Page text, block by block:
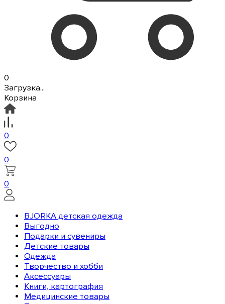
0
Загрузка...
Корзина
0
0
0
BJORKA детская одежда
Выгодно
Подарки и сувениры
Детские товары
Одежда
Творчество и хобби
Аксессуары
Книги, картография
Медицинские товары